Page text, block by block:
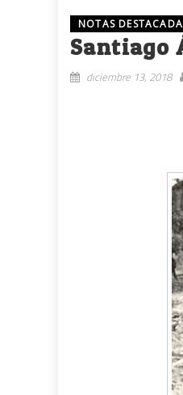
NOTAS
Santiago
diciembre 13, 2018